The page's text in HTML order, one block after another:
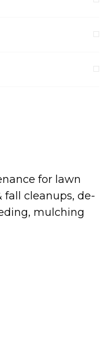
for lawn
cleanups, de-
mulching